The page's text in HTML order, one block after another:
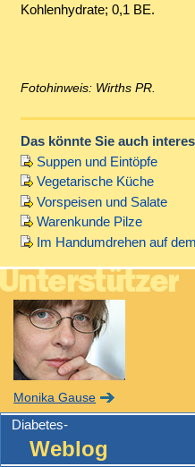
Kohlenhydrate; 0,1 BE.
Fotohinweis: Wirths PR.
Das könnte Sie auch
Suppen und Eintöpfe
Vegetarische Küche
Vorspeisen und Salate
Warenkunde Pilze
Im Handumdrehen auf
Monika Gause
Diabetes-
Weblog